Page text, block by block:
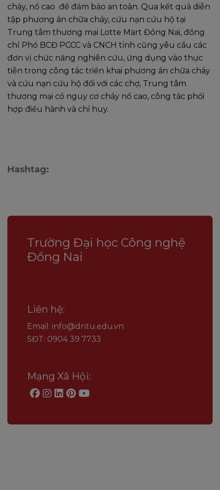
cháy, nổ cao để đảm bảo an toàn. Qua kết quả diễn
tập phương án chữa cháy, cứu nạn cứu hộ tại
Trung tâm thương mại Lotte Mart Đồng Nai, đồng
chí Phó BCĐ PCCC và CNCH tỉnh cũng yêu cầu các
đơn vị chức năng nghiên cứu, ứng dụng vào thực
tiễn trong công tác triển khai phương án chữa cháy
và cứu nạn cứu hộ đối với các chợ, Trung tâm
thương mại có nguy cơ cháy nổ cao, công tác phối
hợp điều hành và chỉ huy.
Hashtag:
Trường Đại học Công nghệ
Đồng Nai
Liên hệ:
Email: info@dntu.edu.vn
SĐT: 0904 39 7733
Mạng Xã Hội: